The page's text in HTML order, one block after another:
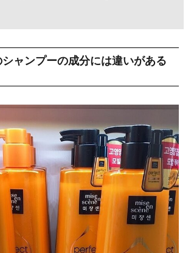
シャンプーの成分には違いがある